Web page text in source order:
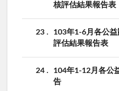
核評估結果報告表
23
103年1-6月各公
評估結果報告表
24
104年1-12月各公
告